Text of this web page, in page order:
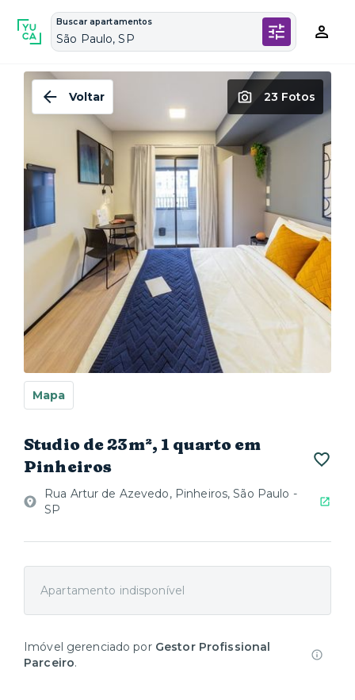
Buscar apartamentos
São Paulo, SP
Voltar 23 Fotos
Mapa
Studio de 23m², 1 quarto em
Pinheiros
Rua Artur de Azevedo, Pinheiros, São Paulo -
SP
Apartamento indisponível
Imóvel gerenciado por Gestor Profissional
Parceiro.